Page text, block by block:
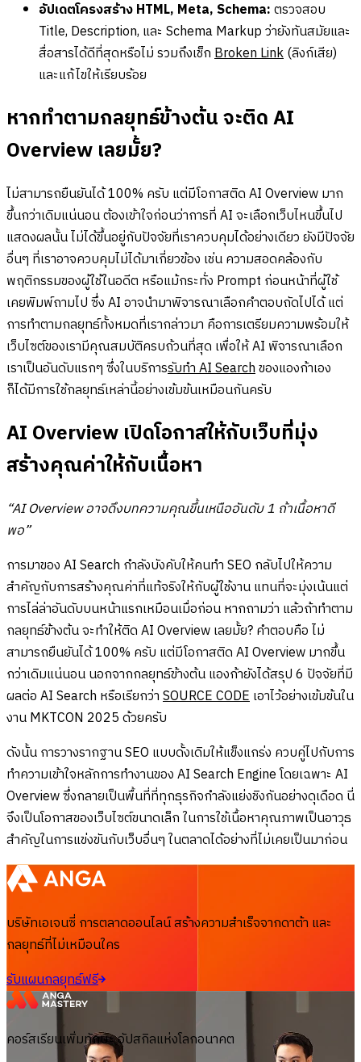
อัปเดตโครงสร้าง HTML, Meta, Schema:ตรวจสอบ
Title, Description, และ Schema Markup ว่ายังทันสมัยและ
สื่อสารได้ดีที่สุดหรือไม่ รวมถึงเช็กBroken Link(ลิงก์เสีย)
และแก้ไขให้เรียบร้อย
หากทำตามกลยุทธ์ข้างต้น จะติด AI
Overview เลยมั้ย?
ไม่สามารถยืนยันได้ 100% ครับ แต่มีโอกาสติด AI Overview มาก
ขึ้นกว่าเดิมแน่นอน ต้องเข้าใจก่อนว่าการที่ AI จะเลือกเว็บไหนขึ้นไป
แสดงผลนั้น ไม่ได้ขึ้นอยู่กับปัจจัยที่เราควบคุมได้อย่างเดียว ยังมีปัจจัย
อื่นๆ ที่เราอาจควบคุมไม่ได้มาเกี่ยวข้อง เช่น ความสอดคล้องกับ
พฤติกรรมของผู้ใช้ในอดีต หรือแม้กระทั่ง Prompt ก่อนหน้าที่ผู้ใช้
เคยพิมพ์ถามไป ซึ่ง AI อาจนำมาพิจารณาเลือกคำตอบถัดไปได้ แต่
การทำตามกลยุทธ์ทั้งหมดที่เรากล่าวมา คือการเตรียมความพร้อมให้
เว็บไซต์ของเรามีคุณสมบัติครบถ้วนที่สุด เพื่อให้ AI พิจารณาเลือก
เราเป็นอันดับแรกๆ ซึ่งในบริการรับทำ AI Searchของแองก้าเอง
ก็ได้มีการใช้กลยุทธ์เหล่านี้อย่างเข้มข้นเหมือนกันครับ
AI Overview เปิดโอกาสให้กับเว็บที่มุ่ง
สร้างคุณค่าให้กับเนื้อหา
“AI Overview อาจดึงบทความคุณขึ้นเหนืออันดับ 1 ถ้าเนื้อหาดี
พอ”
การมาของ AI Search กำลังบังคับให้คนทำ SEO กลับไปให้ความ
สำคัญกับการสร้างคุณค่าที่แท้จริงให้กับผู้ใช้งาน แทนที่จะมุ่งเน้นแต่
การไล่ล่าอันดับบนหน้าแรกเหมือนเมื่อก่อน หากถามว่า แล้วถ้าทำตาม
กลยุทธ์ข้างต้น จะทำให้ติด AI Overview เลยมั้ย? คำตอบคือ ไม่
สามารถยืนยันได้ 100% ครับ แต่มีโอกาสติด AI Overview มากขึ้น
กว่าเดิมแน่นอน นอกจากกลยุทธ์ข้างต้น แองก้ายังได้สรุป 6 ปัจจัยที่มี
ผลต่อ AI Search หรือเรียกว่าSOURCE CODEเอาไว้อย่างเข้มข้นใน
งาน MKTCON 2025 ด้วยครับ
ดังนั้น การวางรากฐาน SEO แบบดั้งเดิมให้แข็งแกร่ง ควบคู่ไปกับการ
ทำความเข้าใจหลักการทำงานของ AI Search Engine โดยเฉพาะ AI
Overview ซึ่งกลายเป็นพื้นที่ที่ทุกธุรกิจกำลังแย่งชิงกันอย่างดุเดือด นี่
จึงเป็นโอกาสของเว็บไซต์ขนาดเล็ก ในการใช้เนื้อหาคุณภาพเป็นอาวุธ
สำคัญในการแข่งขันกับเว็บอื่นๆ ในตลาดได้อย่างที่ไม่เคยเป็นมาก่อน
บริษัทเอเจนซี่ การตลาดออนไลน์ สร้างความสำเร็จจากดาต้า และ
กลยุทธ์ที่ไม่เหมือนใคร
รับแผนกลยุทธ์ฟรี
คอร์สเรียนเพิ่มทักษะ อัปสกิลแห่งโลกอนาคต